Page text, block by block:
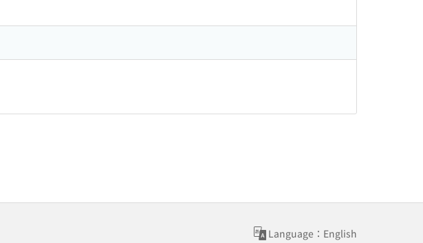
Language：English